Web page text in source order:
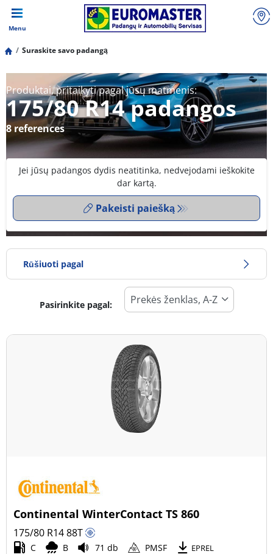
Menu
Suraskite savo padangą
Produktai, pritaikyti pagal jūsų matmenis:
175/80 R14 padangos
8 references
Jei jūsų padangos dydis neatitinka, nedvejodami ieškokite
dar kartą.
Pakeisti paiešką
Rūšiuoti pagal
Padangos tipas
Visi tipai (8)
Lengvasis automobilis (7)
Mažas sunkvežimis (1)
Motociklas (0)
Pasirinkite pagal:
Continental WinterContact TS 860
175/80 R1488T
C B 71 db PMSF EPREL